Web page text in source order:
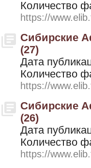
Количество
https://
Сибирские
(27)
Дата
Количество
https://
Сибирские
(26)
Дата
Количество
https://